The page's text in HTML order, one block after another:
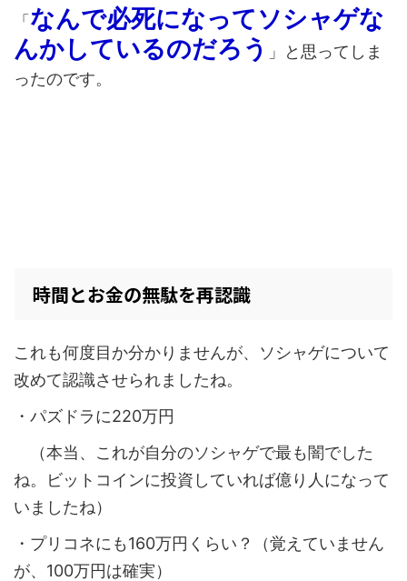
「なんで必死になってソシャゲな
んかしているのだろう
」と思ってしま
ったのです。
時間とお金の無駄を再認識
これも何度目か分かりませんが、ソシャゲについて
改めて認識させられましたね。
・パズドラに220万円
（本当、これが自分のソシャゲで最も闇でした
ね。ビットコインに投資していれば億り人になって
いましたね）
・プリコネにも160万円くらい？（覚えていません
が、100万円は確実）